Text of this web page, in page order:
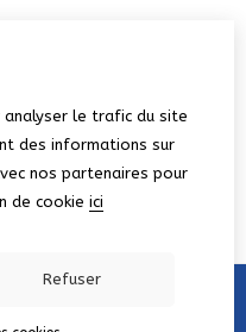
le trafic du site
des informations sur
nos partenaires pour
de cookie ici
Refuser